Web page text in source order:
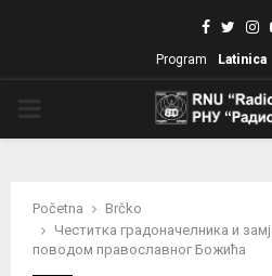
Program Latinica
Početna
Brčko
Честитка градоначелника и
поводом православног Божића